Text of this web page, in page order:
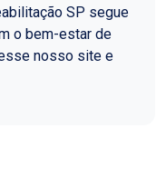
SP segue
o bem-estar de
nosso site e